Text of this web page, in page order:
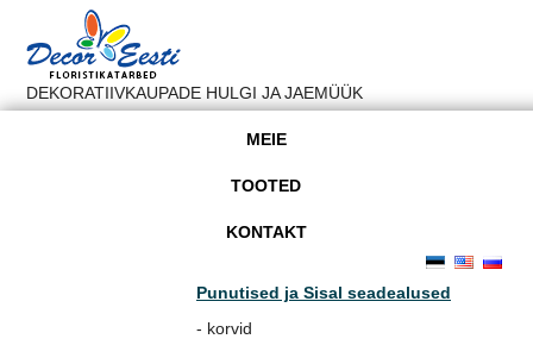
DEKORATIIVKAUPADE HULGI JA JAEMÜÜK
MEIE
TOOTED
KONTAKT
Punutised ja Sisal seadealused
- korvid